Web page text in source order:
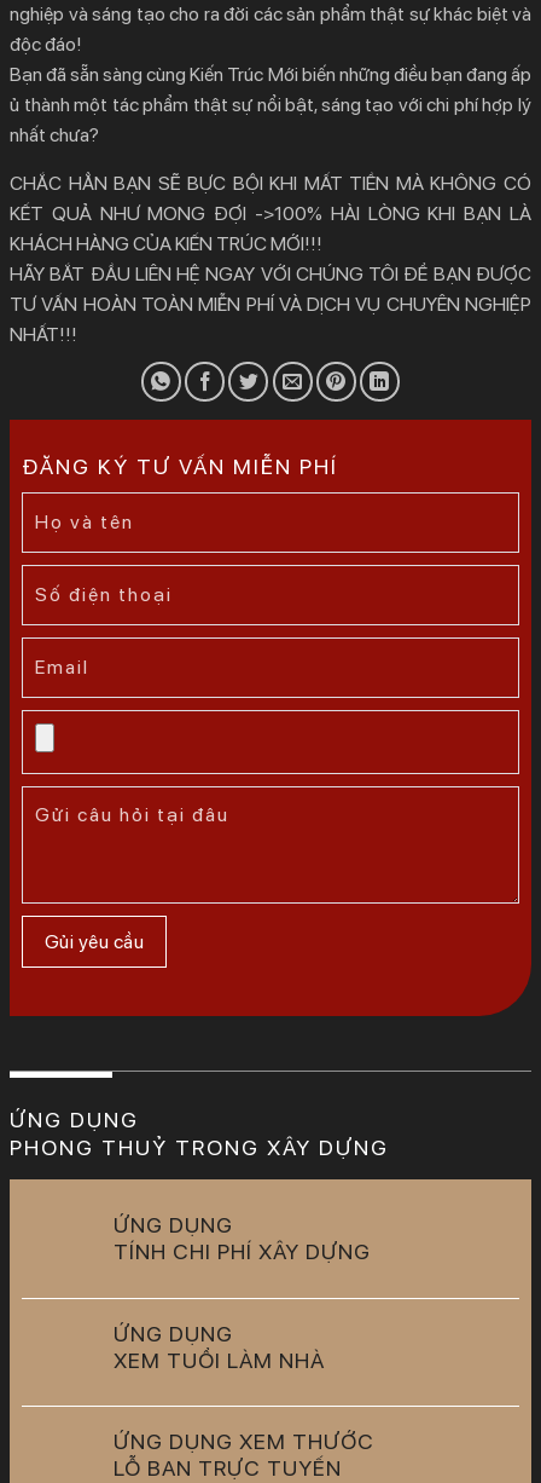
nghiệp và sáng tạo cho ra đời các sản phẩm thật sự khác biệt và
độc đáo!
Bạn đã sẵn sàng cùng Kiến Trúc Mới biến những điều bạn đang ấp
ủ thành một tác phẩm thật sự nổi bật, sáng tạo với chi phí hợp lý
nhất chưa?
CHẮC HẲN BẠN SẼ BỰC BỘI KHI MẤT TIỀN MÀ KHÔNG CÓ
KẾT QUẢ NHƯ MONG ĐỢI ->100% HÀI LÒNG KHI BẠN LÀ
KHÁCH HÀNG CỦA KIẾN TRÚC MỚI!!!
HÃY BẮT ĐẦU LIÊN HỆ NGAY VỚI CHÚNG TÔI ĐỂ BẠN ĐƯỢC
TƯ VẤN HOÀN TOÀN MIỄN PHÍ VÀ DỊCH VỤ CHUYÊN NGHIỆP
NHẤT!!!
ĐĂNG KÝ TƯ VẤN MIỄN PHÍ
ỨNG DỤNG
PHONG THUỶ TRONG XÂY DỰNG
ỨNG DỤNG
TÍNH CHI PHÍ XÂY DỰNG
ỨNG DỤNG
XEM TUỔI LÀM NHÀ
ỨNG DỤNG XEM THƯỚC
LỖ BAN TRỰC TUYẾN